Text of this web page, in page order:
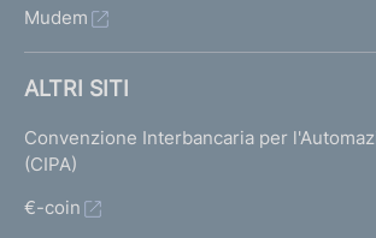
Mudem
ALTRI SITI
Convenzione Interbancaria per
(CIPA)
€-coin